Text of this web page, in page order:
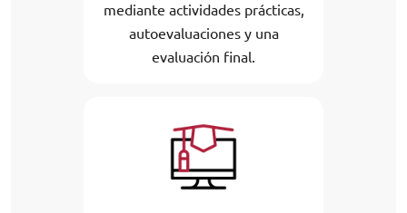
mediante actividades prácticas,
autoevaluaciones y una
evaluación final.